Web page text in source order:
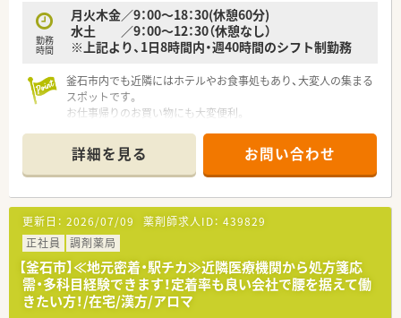
勤務
時間
月火木金／9：00～18：30(休憩60分)
水土 ／9：00～12：30（休憩なし）
※上記より、1日8時間内・週40時間のシフト制勤務
釜石市内でも近隣にはホテルやお食事処もあり、大変人の集まる
スポットです。
お仕事帰りのお買い物にも大変便利。
り、安定経営のドラッグチェーンです。
≪薬局について≫
全国にチェーン展開している大手ドラッグストアです。
大手ならではの福利厚生が整っており、安心してご就業頂けま
す！
詳細を見る お問い合わせ
更新日： 2026/07/09 薬剤師求人ID： 439829
正社員
調剤薬局
【釜石市】≪地元密着・駅チカ≫近隣医療機関から処方箋応
需・多科目経験できます！定着率も良い会社で腰を据えて働
きたい方！/在宅/漢方/アロマ